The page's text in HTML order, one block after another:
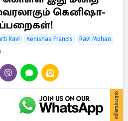
சர்ச்சை விவகாரத்தில்
செய்தியாளர்களை
தனது திருமண
பேசியது
ஏற்படுத்தியது.